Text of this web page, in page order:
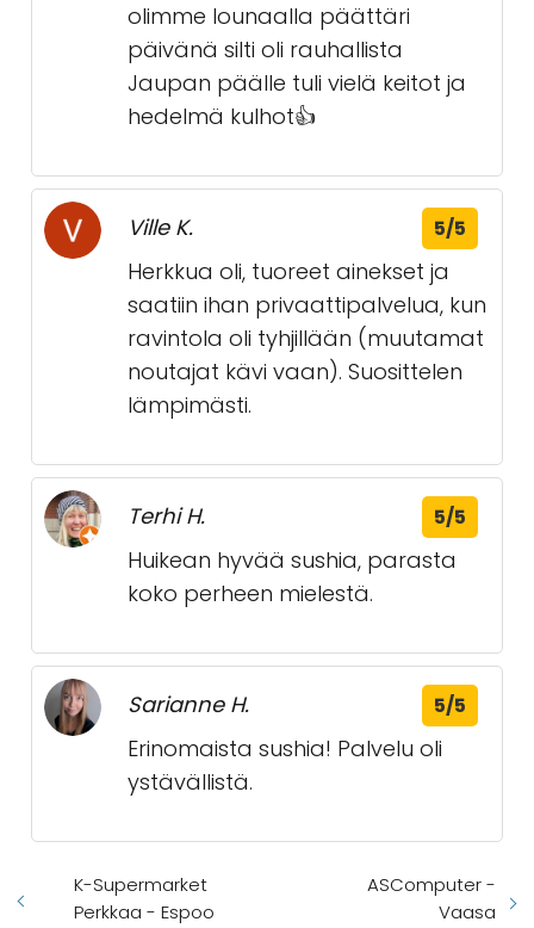
olimme lounaalla päättäri
päivänä silti oli rauhallista
Jaupan päälle tuli vielä keitot ja
hedelmä kulhot👍
Ville K. 5/5
Herkkua oli, tuoreet ainekset ja
saatiin ihan privaattipalvelua, kun
ravintola oli tyhjillään (muutamat
noutajat kävi vaan). Suosittelen
lämpimästi.
Terhi H. 5/5
Huikean hyvää sushia, parasta
koko perheen mielestä.
Sarianne H. 5/5
Erinomaista sushia! Palvelu oli
ystävällistä.
K-Supermarket
Perkkaa - Espoo
ASComputer -
Vaasa